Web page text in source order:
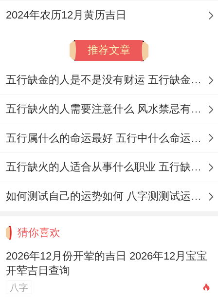
厚的长辈（如祖父母）进行第一次喂食,寓意
将福气与健康传递给宝宝？
:喂食时长辈们会说部分吉祥的祝
福语，如「吃鱼头，万事不用愁；吃鱼尾；
顺风又顺水」等；寄托美好祝愿！
米饭，糖果还有黄连水（或酸果汁）让宝宝
轻尝，标记人生百味，先苦后甜，未来衣食
厨房：开荤仪式前后，保持厨房明亮、整
洁、干燥...炉灶代表食禄;若能生火煮食为
佳，标记宝宝前景食物充裕不匮乏！
餐厅:选择家中光线充足、气流稳定的位置就
2024年农历12月黄历吉日
推荐文章
五行缺金的人是不是没有财运 五行缺金的人命运好不好
五行缺火的人需要注意什么 风水禁忌有哪些
五行属什么的命运最好 五行中什么命运势旺盛
五行缺火的人适合从事什么职业 五行缺火的人适合从事的职业有哪些
如何测试自己的运势如何 八字测测试运运程
猜你喜欢
2026年12月份开荤的吉日 2026年12月宝宝
开荤吉日查询
八字